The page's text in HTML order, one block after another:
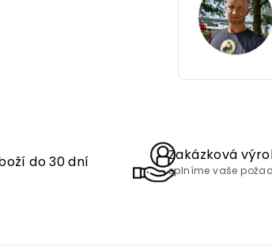
do 30 dní Zakázková
splníme vaše